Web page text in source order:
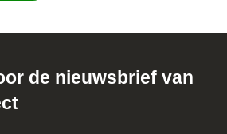
de nieuwsbrief van